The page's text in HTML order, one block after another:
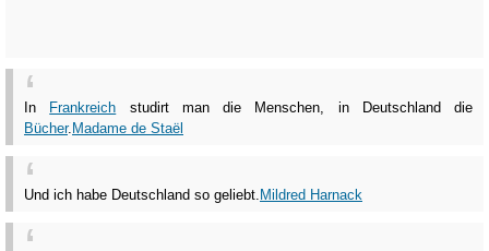
In Frankreich studirt man die Menschen, in Deutschland die
Bücher. Madame de Staël
Und ich habe Deutschland so geliebt. Mildred Harnack